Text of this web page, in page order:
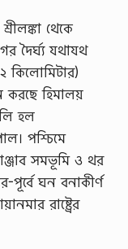
…
থেকে
দৈর্ঘ্য যথাযথ
কিলোমিটার)
করছে হিমালয়
হল
পশ্চিমে
সমভূমি ও থর
পূর্বে ঘন বনাকীর্ণ
রাষ্ট্রের